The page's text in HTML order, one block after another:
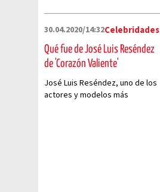
30.04.2020/14:32Celebridades
Qué fue de José Luis Reséndez
de 'Corazón Valiente'
José Luis Reséndez, uno de los
actores y modelos más